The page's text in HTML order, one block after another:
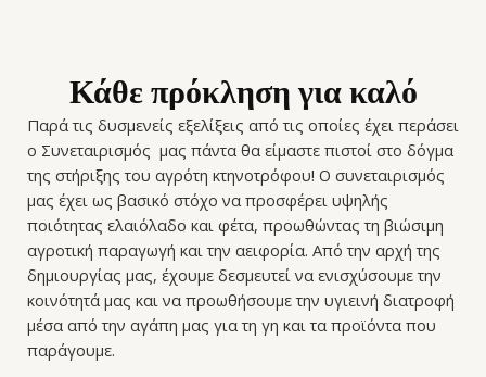
Κάθε πρόκληση για καλό
Παρά τις δυσμενείς εξελίξεις από τις οποίες έχει περάσει
ο Συνεταιρισμός μας πάντα θα είμαστε πιστοί στο δόγμα
της στήριξης του αγρότη κτηνοτρόφου! Ο συνεταιρισμός
μας έχει ως βασικό στόχο να προσφέρει υψηλής
ποιότητας ελαιόλαδο και φέτα, προωθώντας τη βιώσιμη
αγροτική παραγωγή και την αειφορία. Από την αρχή της
δημιουργίας μας, έχουμε δεσμευτεί να ενισχύσουμε την
κοινότητά μας και να προωθήσουμε την υγιεινή διατροφή
μέσα από την αγάπη μας για τη γη και τα προϊόντα που
παράγουμε.